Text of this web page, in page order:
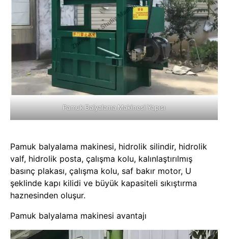
Pamuk Balyalama Makinesi Yapısı
Pamuk balyalama makinesi, hidrolik silindir, hidrolik
valf, hidrolik posta, çalışma kolu, kalınlaştırılmış
basınç plakası, çalışma kolu, saf bakır motor, U
şeklinde kapı kilidi ve büyük kapasiteli sıkıştırma
haznesinden oluşur.
Pamuk balyalama makinesi avantajı